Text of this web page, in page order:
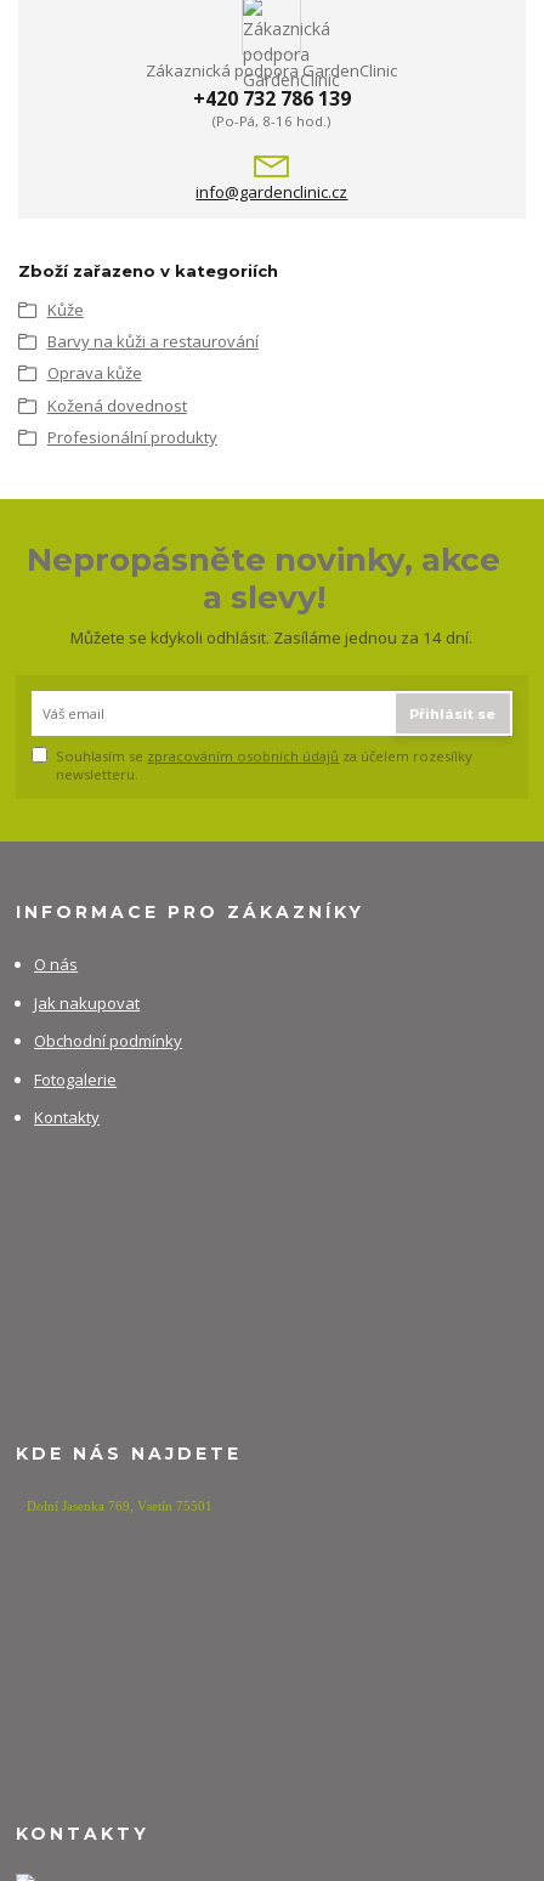
Zákaznická podpora GardenClinic
+420 732 786 139
(Po-Pá, 8-16 hod.)
info@gardenclinic.cz
Zboží zařazeno v kategoriích
Kůže
Barvy na kůži a restaurování
Oprava kůže
Kožená dovednost
Profesionální produkty
Nepropásněte novinky, akce
a slevy!
Můžete se kdykoli odhlásit. Zasíláme jednou za 14 dní.
Přihlásit se
Souhlasím se zpracováním osobních údajů za účelem rozesílky
newsletteru.
INFORMACE PRO ZÁKAZNÍKY
O nás
Jak nakupovat
Obchodní podmínky
Fotogalerie
Kontakty
KDE NÁS NAJDETE
Dolní Jasenka 769,Vsetín 75501
KONTAKTY